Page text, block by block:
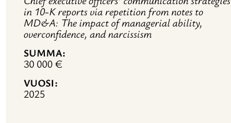
in 10-K reports via repetition from notes to
MD&A: The impact of managerial ability,
overconfidence, and narcissism
SUMMA
30 000 €
VUOSI
2025